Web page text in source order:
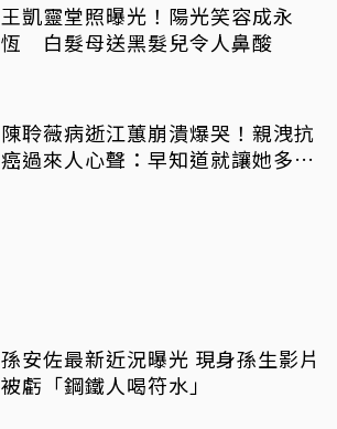
王凱靈堂照曝光！陽光笑容成永
恆 白髮母送黑髮兒令人鼻酸
陳聆薇病逝江蕙崩潰爆哭！親洩抗
癌過來人心聲：早知道就讓她多化
孫安佐最新近況曝光 現身孫生影片
被虧「鋼鐵人喝符水」